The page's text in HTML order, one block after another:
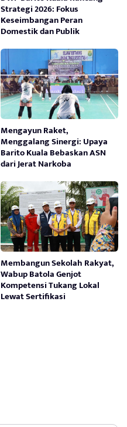
Strategi 2026: Fokus
Keseimbangan Peran
Domestik dan Publik
Mengayun Raket,
Menggalang Sinergi: Upaya
Barito Kuala Bebaskan ASN
dari Jerat Narkoba
Membangun Sekolah Rakyat,
Wabup Batola Genjot
Kompetensi Tukang Lokal
Lewat Sertifikasi